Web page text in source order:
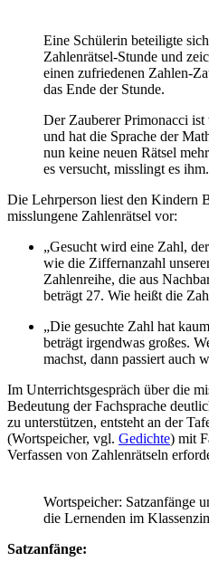
Eine Schülerin beteiligte
Zahlenrätsel-Stunde und
einen zufriedenen Zahlen-
das Ende der Stunde.
Der Zauberer Primonacci
und hat die Sprache der
nun keine neuen Rätsel
es versucht, misslingt es ihm.
Die Lehrperson liest den Kindern
misslungene Zahlenrätsel vor:
„Gesucht wird eine Zahl,
wie die Ziffernanzahl
Zahlenreihe, die aus
beträgt 27. Wie heißt die
„Die gesuchte Zahl hat
beträgt irgendwas großes.
machst, dann passiert auch
Im Unterrichtsgespräch über die
Bedeutung der Fachsprache
zu unterstützen, entsteht an der
(Wortspeicher, vgl. Gedichte) mit
Verfassen von Zahlenrätseln
Wortspeicher: Satzanfänge
die Lernenden im
Satzanfänge: